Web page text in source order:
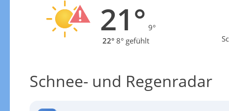
21° 9°
22° 8° gefühlt
Schnee- und Regenradar